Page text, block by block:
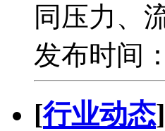
同压力、
发布时间
[行业动态]